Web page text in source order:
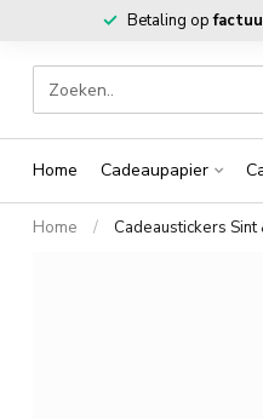
Betaling op
Home Cadeaupapier
Home / Cadeaustickers